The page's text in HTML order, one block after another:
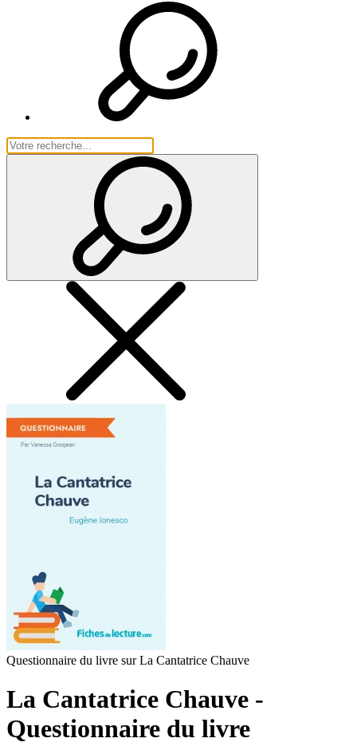
Questionnaire du livre sur La Cantatrice Chauve
La Cantatrice Chauve -
Questionnaire du livre